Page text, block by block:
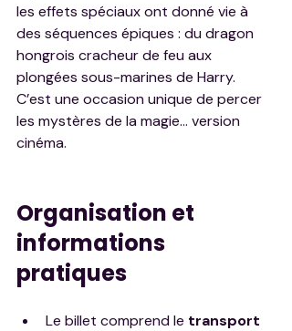
les effets spéciaux ont donné vie à
des séquences épiques : du dragon
hongrois cracheur de feu aux
plongées sous-marines de Harry.
C’est une occasion unique de percer
les mystères de la magie... version
cinéma.
Organisation et
informations
pratiques
Le billet comprend le transport